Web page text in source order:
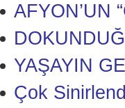
AFYON’UN
YAŞAYIN
Çok